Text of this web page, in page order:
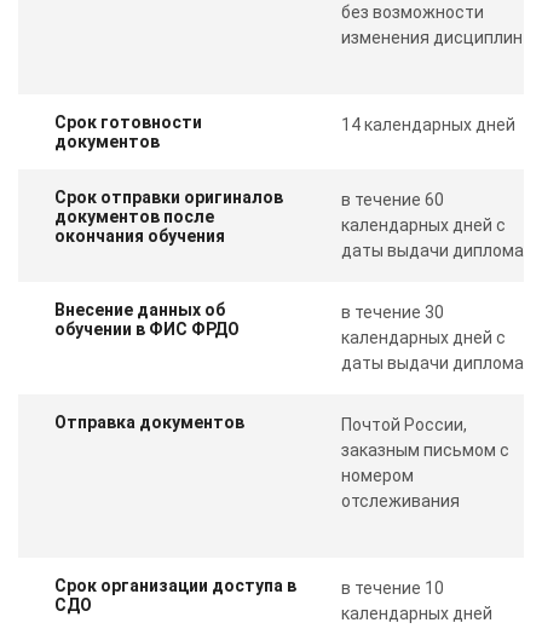
без возможности
изменения дисциплин
Срок готовности
документов
14 календарных дней
Срок отправки оригиналов
документов после
окончания обучения
в течение 60
календарных дней с
даты выдачи диплома
Внесение данных об
обучении в ФИС ФРДО
в течение 30
календарных дней с
даты выдачи диплома
Отправка документов
Почтой России,
заказным письмом с
номером
отслеживания
Срок организации доступа в
СДО
в течение 10
календарных дней